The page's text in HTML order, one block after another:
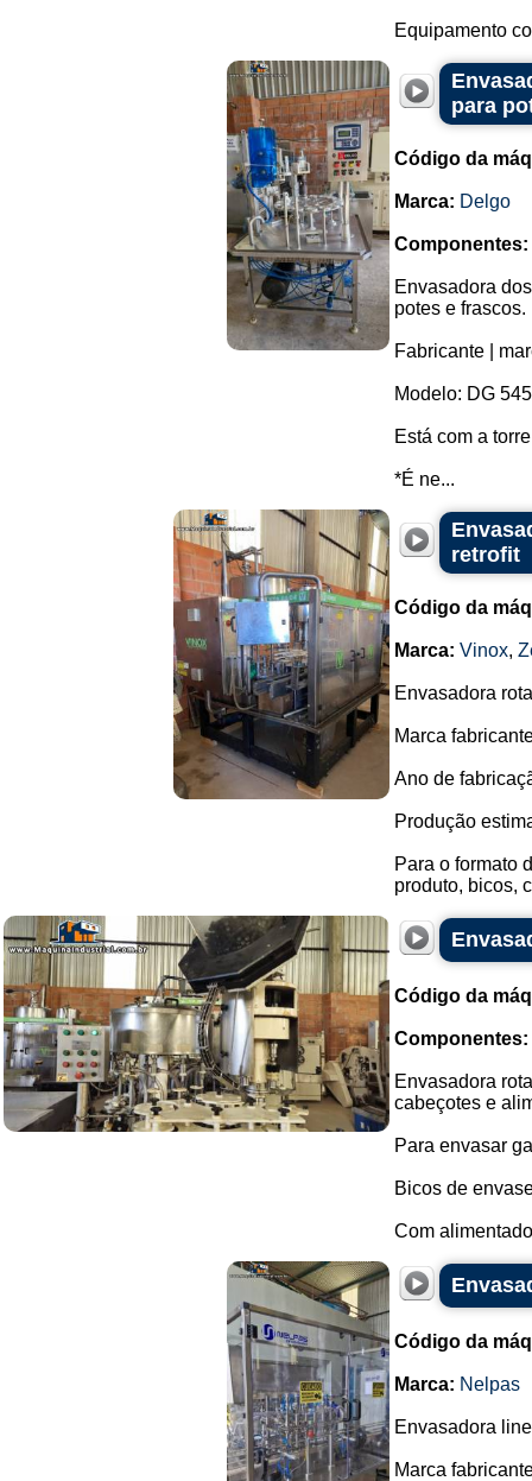
Equipamento
para
Código da
Marca: Delgo
Componentes:
Envasadora
potes e frascos.
Fabricante |
Modelo: DG
Está com a
*É ne...
retrofit
Código da
Marca: Vinox,
Envasadora
Marca
Ano de
Produção
Para o formato
produto, bicos,
Código da
Componentes:
Envasadora
cabeçotes e
Para envasar
Bicos de
Com
Código da
Marca: Nelpas
Envasadora
Marca